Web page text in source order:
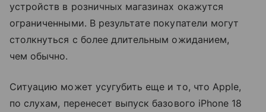
устройств в розничных магазинах окажутся
ограниченными. В результате покупатели могут
столкнуться с более длительным ожиданием,
чем обычно.
Ситуацию может усугубить еще и то, что Apple,
по слухам, перенесет выпуск базового iPhone 18